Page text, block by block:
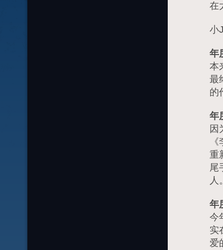
在
小
年
本
最
的
年
因
重
尾
人
年
今
实
爱